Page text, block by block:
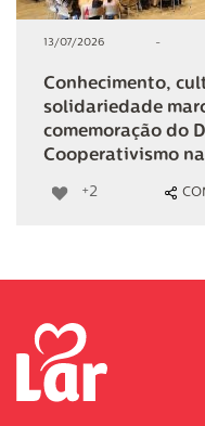
13/07/2026 -
Conhecimento,
solidariedade
comemoração do
Cooperativismo
+2